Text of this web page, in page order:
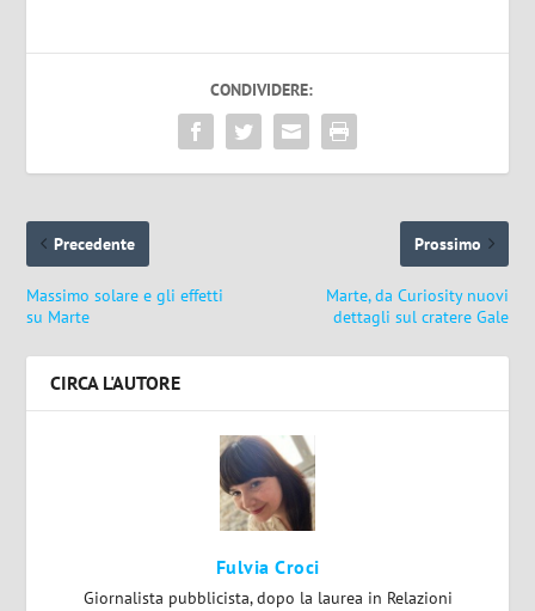
CONDIVIDERE:
Precedente
Massimo solare e gli effetti
su Marte
Prossimo
Marte, da Curiosity nuovi
dettagli sul cratere Gale
CIRCA L'AUTORE
Fulvia Croci
Giornalista pubblicista, dopo la laurea in Relazioni